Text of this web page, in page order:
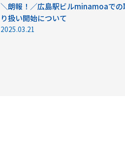
＼朗報！／広島駅ビルminamoaでの
り扱い開始について
2025.03.21